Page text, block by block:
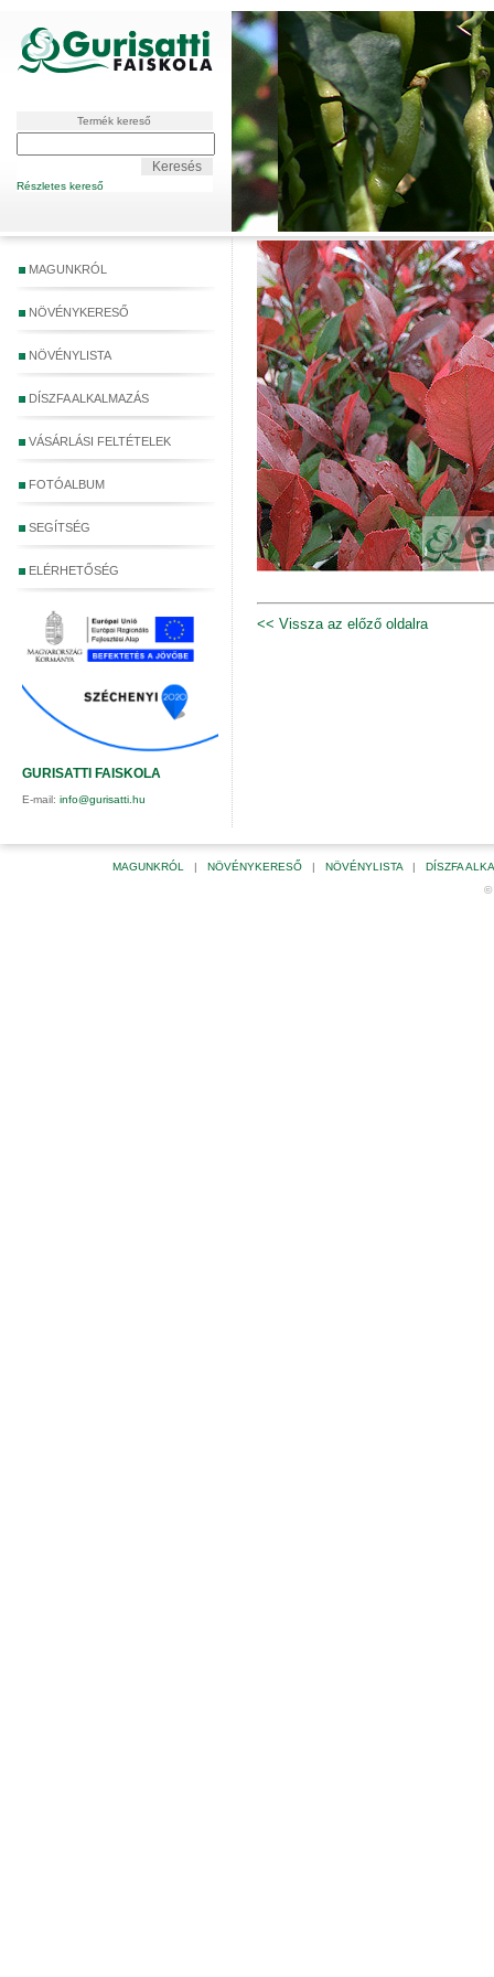
Termék kereső
Részletes kereső
MAGUNKRÓL
NÖVÉNYKERESŐ
NÖVÉNYLISTA
DÍSZFA ALKALMAZÁS
VÁSÁRLÁSI FELTÉTELEK
FOTÓALBUM
SEGÍTSÉG
ELÉRHETŐSÉG
GURISATTI FAISKOLA
E-mail: info@gurisatti.hu
<< Vissza az előző oldalra
MAGUNKRÓL | NÖVÉNYKERESŐ | NÖVÉNYLISTA |
DÍSZFA
©